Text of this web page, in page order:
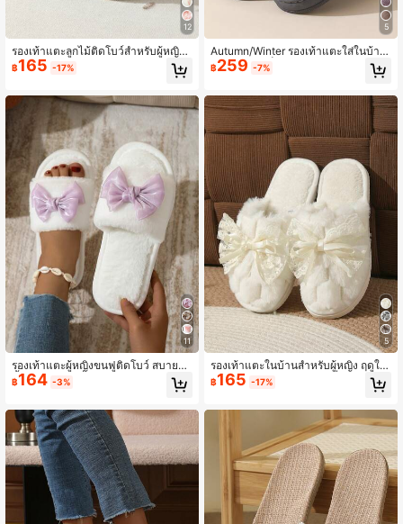
12
รองเท้าแตะลูกไม้ติดโบว์สำหรับผู้หญิง,
รองเท้าแตะอบอุ่นในร่ม, รองเท้าแตะคู่รั
กสำหรับใช้ในบ้าน, เหมาะสำหรับฤดูใบ
฿165 -17%
11
รองเท้าแตะผู้หญิงขนฟูติดโบว์ สบาย
น้ำหนักเบา กันลื่น น่ารัก สำหรับใส่ในบ้
าน ฤดูใบไม้ผลิ ฤดูใบไม้ร่วง และทุกฤดู
฿164 -3%
5
Autumn/Winter รองเท้าแตะใส่ในบ้าน
ผ้าลูกฟูกส้นเต็ม ให้ความอบอุ่น สำหรับ
ผู้ชายและผู้หญิง, ใส่ได้ทั้งใน/นอกบ้าน,
บความร้อน, รองเท้าแตะสำหรับคุณแม่
฿259 -7%
5
รองเท้าแตะในบ้านสำหรับผู้หญิง ฤดูใบ
ไม้ร่วง/ฤดูหนาว ผ้ากำมะหยี่ลายเต่า แ
ต่งลูกไม้และโบว์ที่ปลายเท้า สไตล์หวา
฿165 -17%